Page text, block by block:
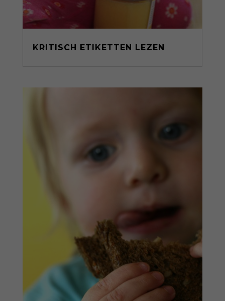
KRITISCH ETIKETTEN LEZEN